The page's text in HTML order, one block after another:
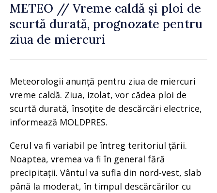
METEO // Vreme caldă și ploi de
scurtă durată, prognozate pentru
ziua de miercuri
Meteorologii anunță pentru ziua de miercuri
vreme caldă. Ziua, izolat, vor cădea ploi de
scurtă durată, însoțite de descărcări electrice,
informează MOLDPRES.
Cerul va fi variabil pe întreg teritoriul țării.
Noaptea, vremea va fi în general fără
precipitații. Vântul va sufla din nord-vest, slab
până la moderat, în timpul descărcărilor cu